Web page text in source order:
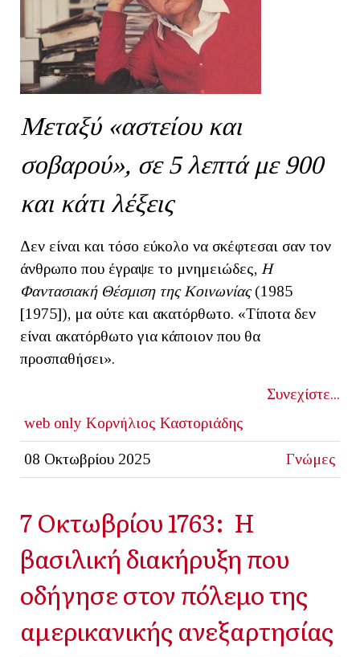
Μεταξύ «αστείου και
σοβαρού», σε 5 λεπτά με 900
και κάτι λέξεις
Δεν είναι και τόσο εύκολο να σκέφτεσαι σαν τον
άνθρωπο που έγραψε το μνημειώδες, Η
Φαντασιακή Θέσμιση της Κοινωνίας (1985
[1975]), μα ούτε και ακατόρθωτο. «Τίποτα δεν
είναι ακατόρθωτο για κάποιον που θα
προσπαθήσει».
Συνεχίστε...
web only Κορνήλιος Καστοριάδης
08 Οκτωβρίου 2025 Γνώμες
7 Οκτωβρίου 1763: Η
βασιλική διακήρυξη που
οδήγησε στον πόλεμο της
αμερικανικής ανεξαρτησίας